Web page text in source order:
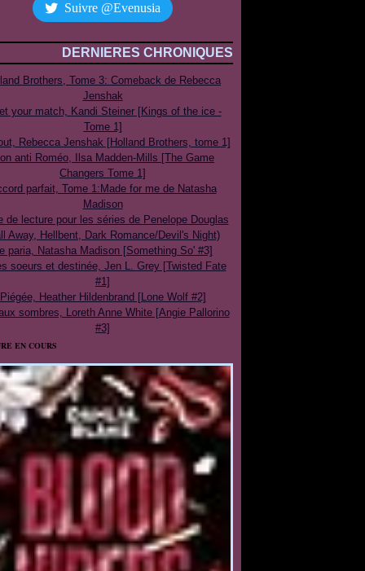
Suivre @Evenusia
DERNIERES CHRONIQUES
Brothers, Tome 3: Comeback de Rebecca
Jenshak
your match, Kandi Steiner [Kings of the ice -
Tome 1]
Rebecca Jenshak [Holland Brothers, tome 1]
anti Roméo, Ilsa Madden-Mills [The Game
Changers Tome 1]
parfait, Tome 1:Made for me de Natasha
Madison
de lecture pour les séries de Penelope Douglas
Away, Hellbent, Dark Romance/Devil's Night)
paria, Natasha Madison [Something So' #3]
soeurs et destinée, Jen L. Grey [Twisted Fate
#1]
Piégée, Heather Hildenbrand [Lone Wolf #2]
sombres, Loreth Anne White [Angie Pallorino
#3]
EN COURS